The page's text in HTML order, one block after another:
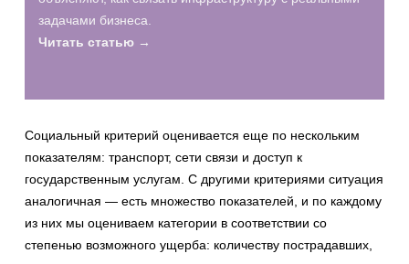
задачами бизнеса.
Читать статью →
Социальный критерий оценивается еще по нескольким
показателям: транспорт, сети связи и доступ к
государственным услугам. С другими критериями ситуация
аналогичная — есть множество показателей, и по каждому
из них мы оцениваем категории в соответствии со
степенью возможного ущерба: количеству пострадавших,